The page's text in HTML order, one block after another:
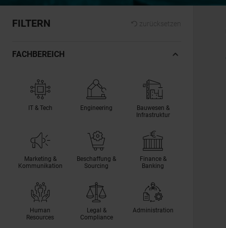
FILTERN zurücksetzen
FACHBEREICH
IT & Tech Engineering
Bauwesen &
Infrastruktur
Marketing &
Kommunikation
Beschaffung &
Sourcing
Finance &
Banking
Human
Resources
Legal &
Compliance
Administration